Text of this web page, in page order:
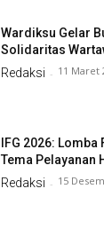
Wardiksu Gelar
Solidaritas
Redaksi - 11 Maret
IFG 2026:
Tema Pelayanan
Redaksi - 15